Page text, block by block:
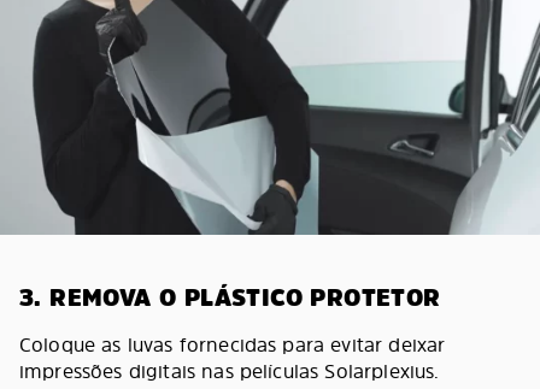
3. REMOVA O PLÁSTICO PROTETOR
Coloque as luvas fornecidas para evitar deixar
impressões digitais nas películas Solarplexius.